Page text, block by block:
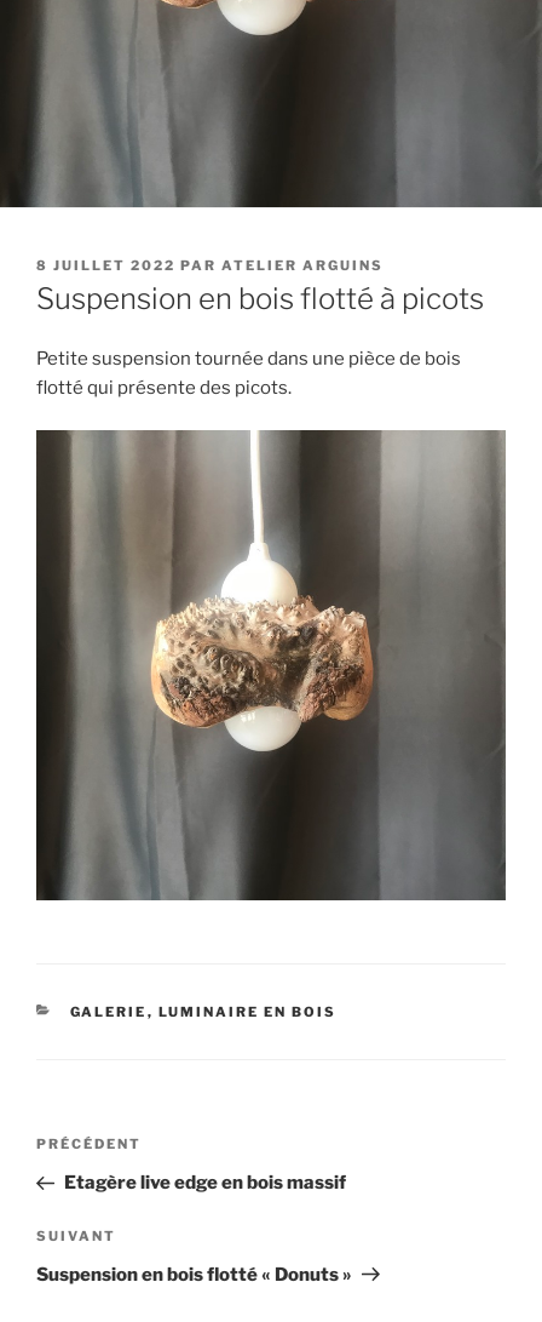
PUBLIÉ
LE
8 JUILLET 2022 PAR ATELIER ARGUINS
Suspension en bois flotté à picots
Petite suspension tournée dans une pièce de bois
flotté qui présente des picots.
CATÉGORIES
GALERIE , LUMINAIRE EN BOIS
Navigation
l’article
Article
précédent
PRÉCÉDENT
Etagère live edge en bois massif
Article
suivant
SUIVANT
Suspension en bois flotté « Donuts »